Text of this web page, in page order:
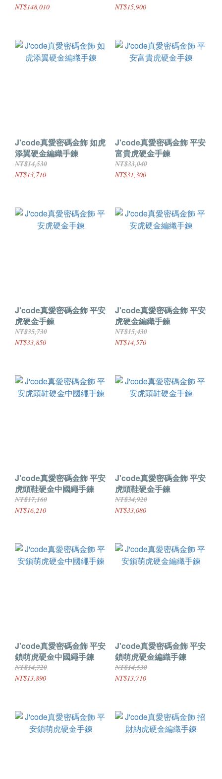
NT$148,010 NT$15,900
J'code真愛密碼金飾 如虎
添翼硬金編織手鍊
NT$14,530
NT$13,710
J'code真愛密碼金飾 平安
富貴虎硬金手鍊
NT$33,040
NT$31,300
J'code真愛密碼金飾 平安
虎硬金手鍊
NT$35,730
NT$33,850
J'code真愛密碼金飾 平安
虎硬金編織手鍊
NT$15,430
NT$14,570
J'code真愛密碼金飾 平安
虎頭鞋硬金中國繩手鍊
NT$17,160
NT$16,210
J'code真愛密碼金飾 平安
虎頭鞋硬金手鍊
NT$34,920
NT$33,080
J'code真愛密碼金飾 平安
鎖萌虎硬金中國繩手鍊
NT$14,720
NT$13,890
J'code真愛密碼金飾 平安
鎖萌虎硬金編織手鍊
NT$14,530
NT$13,710